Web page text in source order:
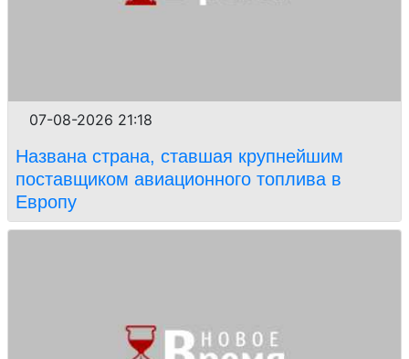
07-08-2026 21:18
Названа страна, ставшая крупнейшим
поставщиком авиационного топлива в
Европу